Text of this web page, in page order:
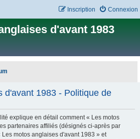
Connexion
Inscription
d'avant 1983
d'avant 1983 - Politique de
explique en détail comment « Les motos
partenaires affiliés (désignés ci-après par
motos anglaises d'avant 1983 » et